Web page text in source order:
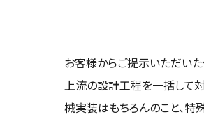
お客様からご提示いただいた
上流の設計工程を一括して
械実装はもちろんのこと、